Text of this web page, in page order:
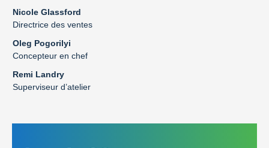
Nicole Glassford
Directrice des ventes
Oleg Pogorilyi
Concepteur en chef
Remi Landry
Superviseur d’atelier